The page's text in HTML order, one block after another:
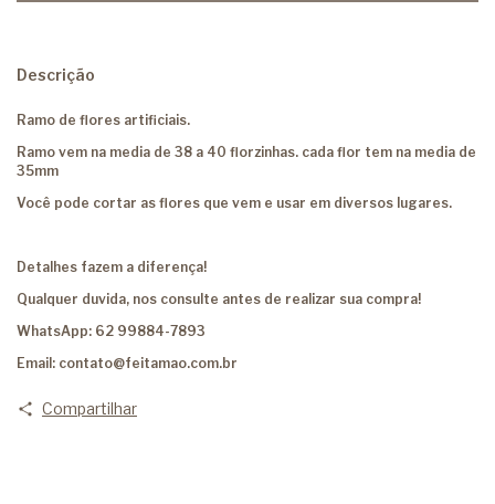
Descrição
Ramo de flores artificiais.
Ramo vem na media de 38 a 40 florzinhas. cada flor tem na media de
35mm
Você pode cortar as flores que vem e usar em diversos lugares.
Detalhes fazem a diferença!
Qualquer duvida, nos consulte antes de realizar sua compra!
WhatsApp: 62 99884-7893
Email: contato@feitamao.com.br
Compartilhar